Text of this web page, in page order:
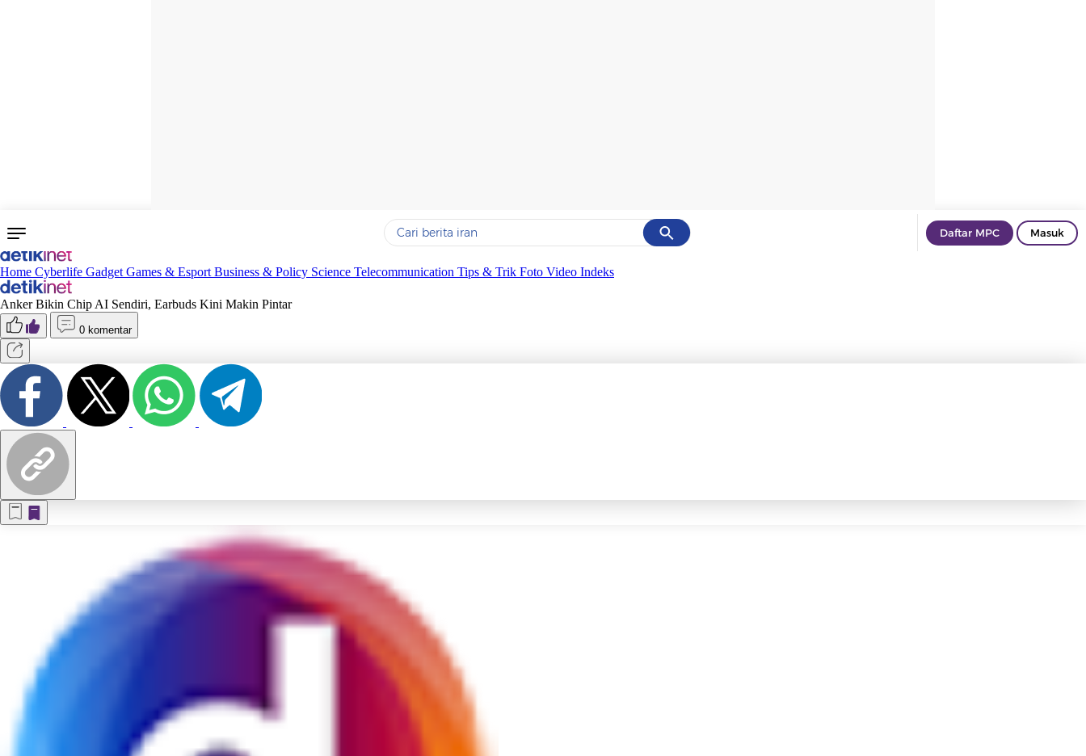
Cancel
Yang sedang ramai dicari
Terakhir yang dicari
Daftar MPC Masuk
Home Cyberlife Gadget Games & Esport Business & Policy Science Telecommunication Tips & Trik Foto Video Indeks
Anker Bikin Chip AI Sendiri, Earbuds Kini Makin Pintar
0 komentar